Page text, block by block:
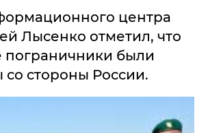
центра
Лысенко отметил, что
пограничники были
со стороны России.